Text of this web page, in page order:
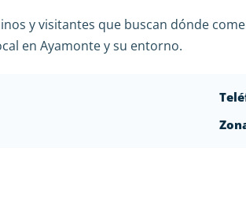
y visitantes que buscan dónde
en Ayamonte y su entorno.